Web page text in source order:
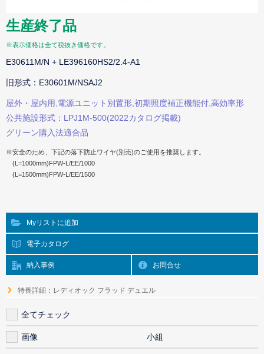
生産終了品
※表示価格は全て税抜き価格です。
E30611M/N + LE396160HS2/2.4-A1
旧形式：E30601M/NSAJ2
屋外・屋内用,電源ユニット別置形,初期照度補正機能付,高効率形
公共施設形式：LPJ1M-500(2022カタログ掲載)
グリーン購入法適合品
※安全のため、下記の落下防止ワイヤ(別売)のご使用を推奨します。
(L=1000mm)FPW-L/EE/1000
(L=1500mm)FPW-L/EE/1500
Myリストに追加
電子カタログ
納入事例 お問合せ
特長詳細：レディオック フラッド デュエル
全てチェック
画像 小組